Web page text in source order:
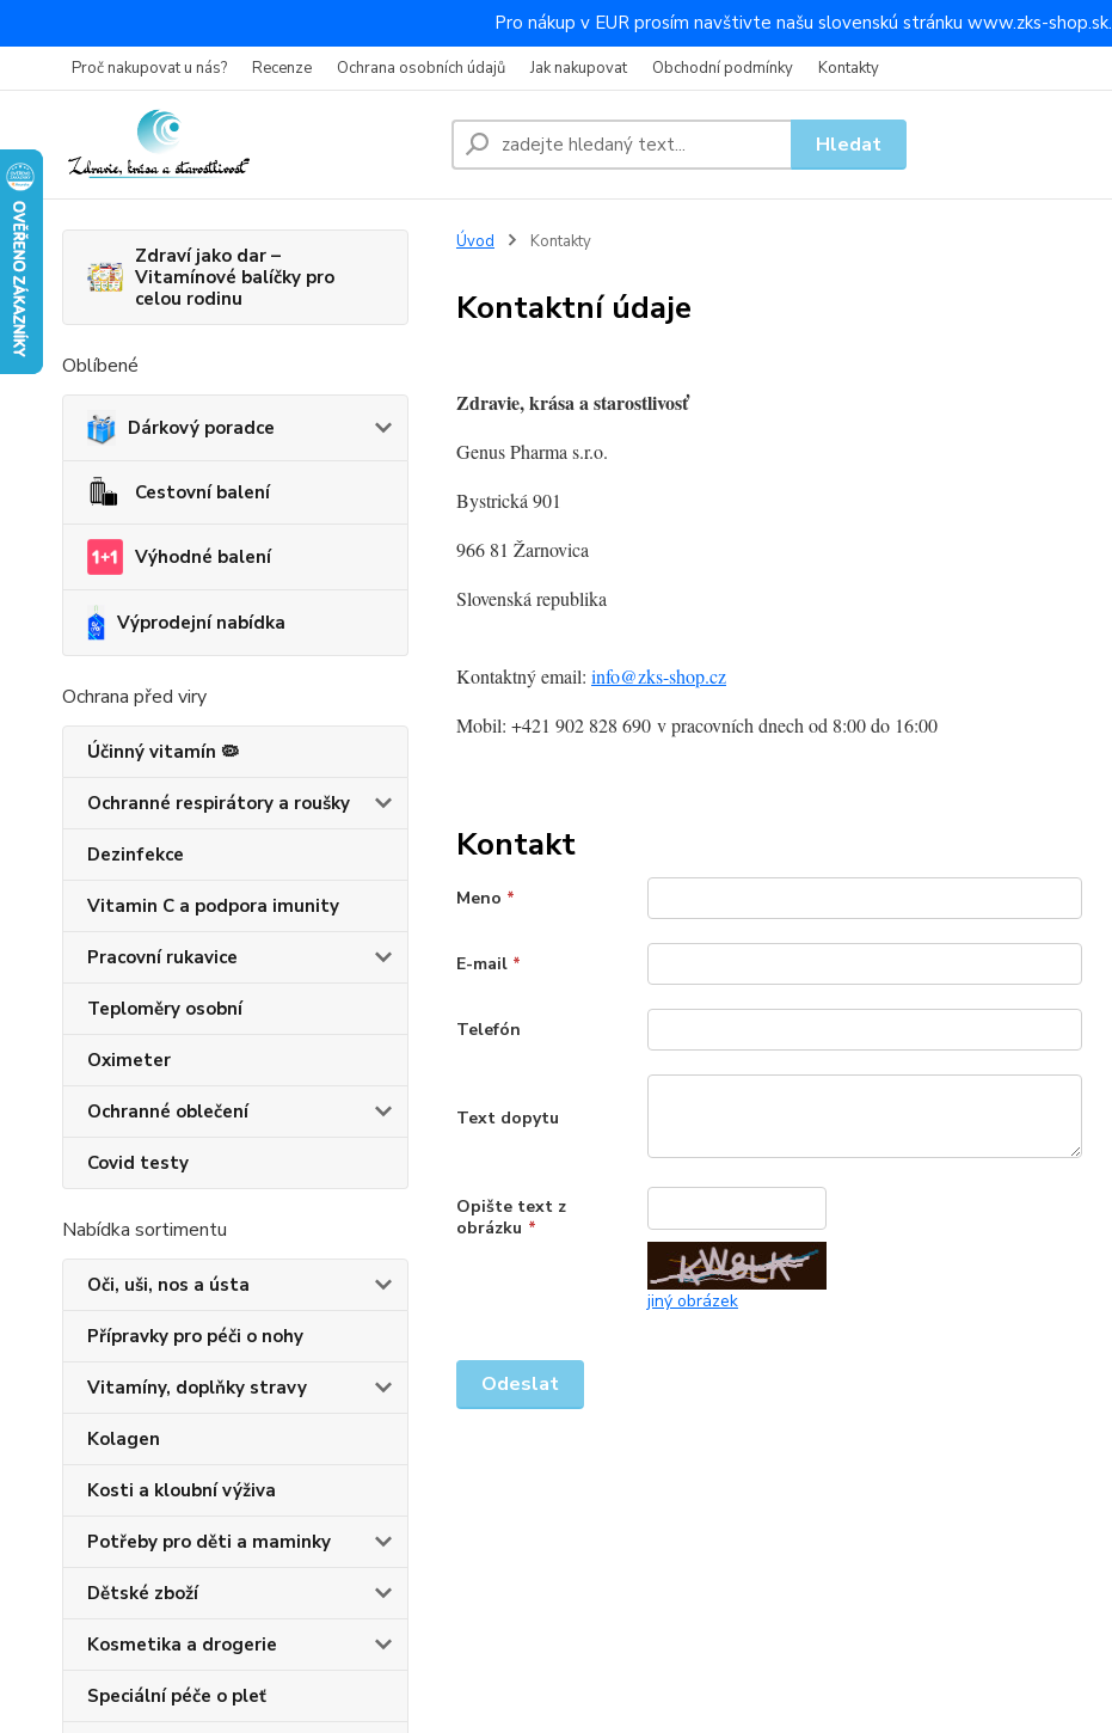
Pro nákup v EUR prosím navštivte našu slovenskú stránku www.zks-shop.sk.
Proč nakupovat u nás? Recenze Ochrana osobních údajů Jak nakupovat Obchodní podmínky Kontakty
Hledat
Zdraví jako dar –
Vitamínové balíčky pro
celou rodinu
Oblíbené
Dárkový poradce
Cestovní balení
Výhodné balení
Výprodejní nabídka
Ochrana před viry
Účinný vitamín 🦠
Ochranné respirátory a roušky
Dezinfekce
Vitamin C a podpora imunity
Pracovní rukavice
Teploměry osobní
Oximeter
Ochranné oblečení
Covid testy
Nabídka sortimentu
Oči, uši, nos a ústa
Přípravky pro péči o nohy
Vitamíny, doplňky stravy
Kolagen
Kosti a kloubní výživa
Potřeby pro děti a maminky
Dětské zboží
Kosmetika a drogerie
Speciální péče o pleť
Úvod Kontakty
Kontaktní údaje
Zdravie, krása a starostlivosť
Genus Pharma s.r.o.
Bystrická 901
966 81 Žarnovica
Slovenská republika
Kontaktný email: info@zks-shop.cz
Mobil: +421 902 828 690 v pracovních dnech od 8:00 do 16:00
Kontakt
Meno *
E-mail *
Telefón
Text dopytu
Opište text z
obrázku *
jiný obrázek